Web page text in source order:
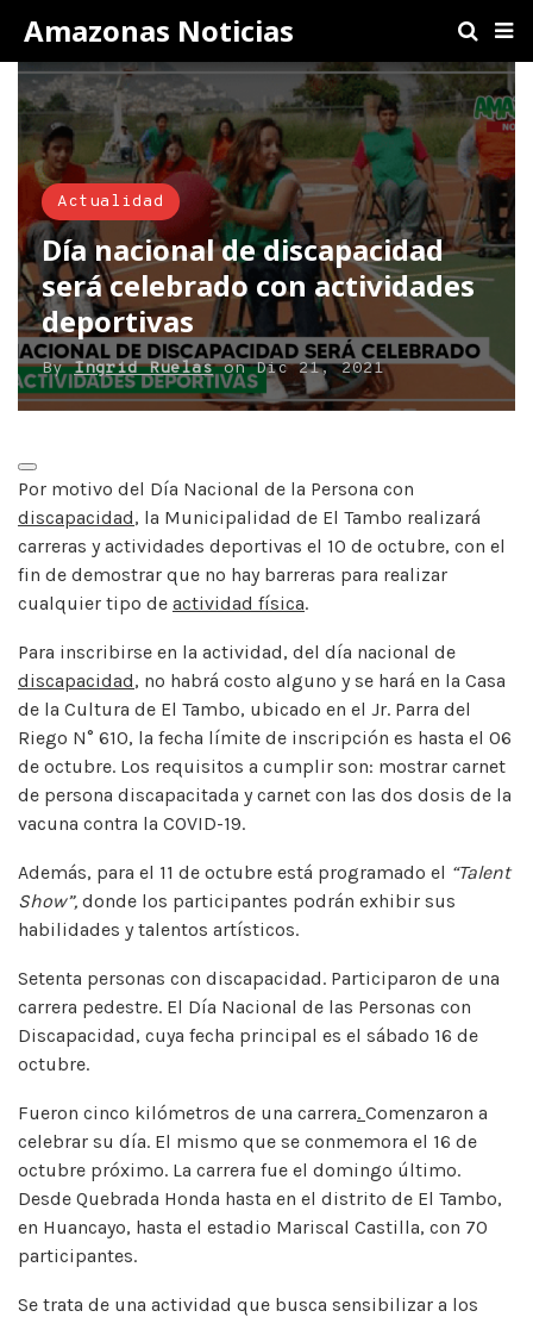
Amazonas Noticias
Actualidad
Día nacional de discapacidad
será celebrado con actividades
deportivas
ByIngrid RuelasonDic 21, 2021
Por motivo del Día Nacional de la Persona con
discapacidad, la Municipalidad de El Tambo realizará
carreras y actividades deportivas el 10 de octubre, con el
fin de demostrar que no hay barreras para realizar
cualquier tipo de actividad física.
Para inscribirse en la actividad, del día nacional de
discapacidad, no habrá costo alguno y se hará en la Casa
de la Cultura de El Tambo, ubicado en el Jr. Parra del
Riego N° 610, la fecha límite de inscripción es hasta el 06
de octubre. Los requisitos a cumplir son: mostrar carnet
de persona discapacitada y carnet con las dos dosis de la
vacuna contra la COVID-19.
Además, para el 11 de octubre está programado el “Talent
Show”, donde los participantes podrán exhibir sus
habilidades y talentos artísticos.
Setenta personas con discapacidad. Participaron de una
carrera pedestre. El Día Nacional de las Personas con
Discapacidad, cuya fecha principal es el sábado 16 de
octubre.
Fueron cinco kilómetros de una carrera. Comenzaron a
celebrar su día. El mismo que se conmemora el 16 de
octubre próximo. La carrera fue el domingo último.
Desde Quebrada Honda hasta en el distrito de El Tambo,
en Huancayo, hasta el estadio Mariscal Castilla, con 70
participantes.
Se trata de una actividad que busca sensibilizar a los